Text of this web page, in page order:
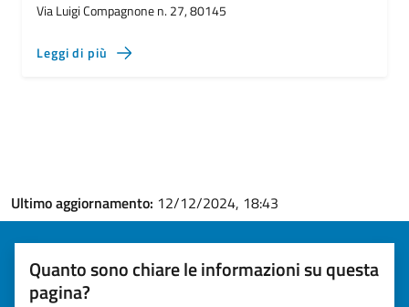
Via Luigi Compagnone n. 27, 80145
Leggi di più
Ultimo aggiornamento: 12/12/2024, 18:43
Quanto sono chiare le informazioni su questa
pagina?